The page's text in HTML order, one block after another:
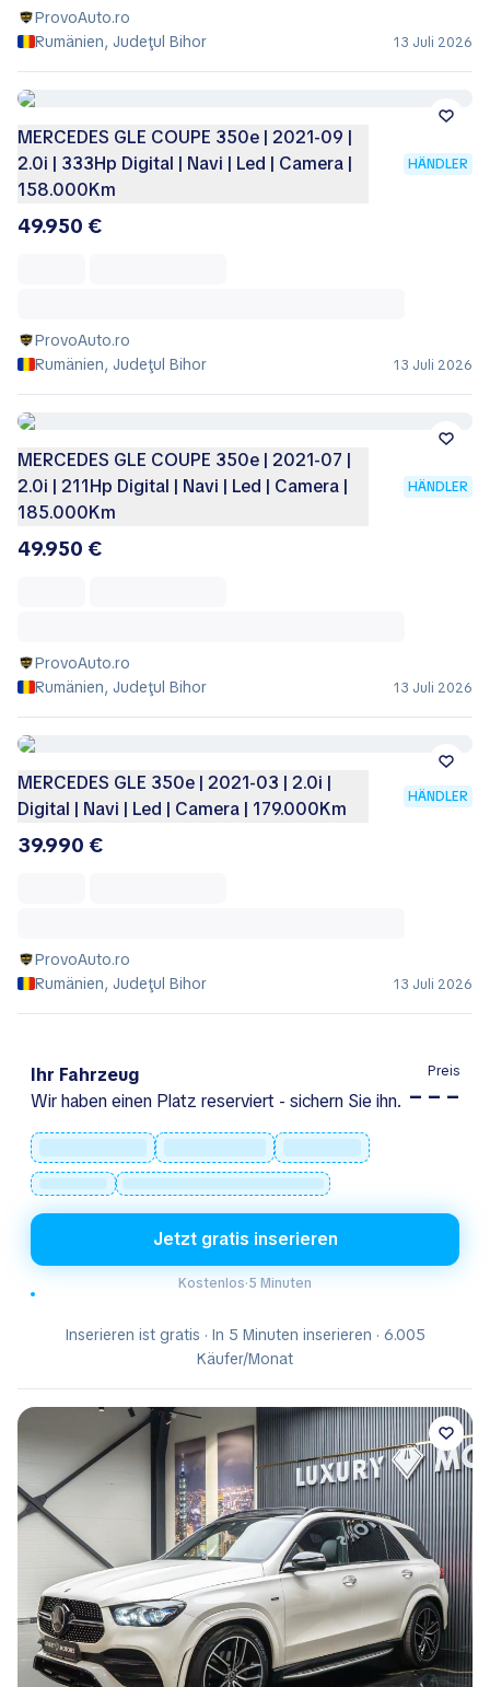
ProvoAuto.ro
Rumänien, Judeţul Bihor
13 Juli 2026
MERCEDES GLE COUPE 350e | 2021-09 |
2.0i | 333Hp Digital | Navi | Led | Camera |
158.000Km
HÄNDLER
49.950 €
ProvoAuto.ro
Rumänien, Judeţul Bihor
13 Juli 2026
MERCEDES GLE COUPE 350e | 2021-07 |
2.0i | 211Hp Digital | Navi | Led | Camera |
185.000Km
HÄNDLER
49.950 €
ProvoAuto.ro
Rumänien, Judeţul Bihor
13 Juli 2026
MERCEDES GLE 350e | 2021-03 | 2.0i |
Digital | Navi | Led | Camera | 179.000Km
HÄNDLER
39.990 €
ProvoAuto.ro
Rumänien, Judeţul Bihor
13 Juli 2026
Ihr Fahrzeug
Wir haben einen Platz reserviert - sichern Sie ihn.
Preis
– – –
Jetzt gratis inserieren
Kostenlos·5 Minuten
Inserieren ist gratis · In 5 Minuten inserieren · 6.005
Käufer/Monat